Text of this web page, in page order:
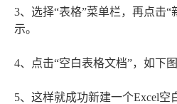
3、选择“表格”菜单栏，再点击“
示。
4、点击“空白表格文档”，如下图
5、这样就成功新建一个Excel空